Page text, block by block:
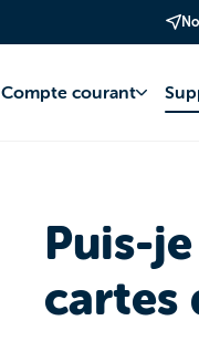
Compte courant
Puis-
cartes